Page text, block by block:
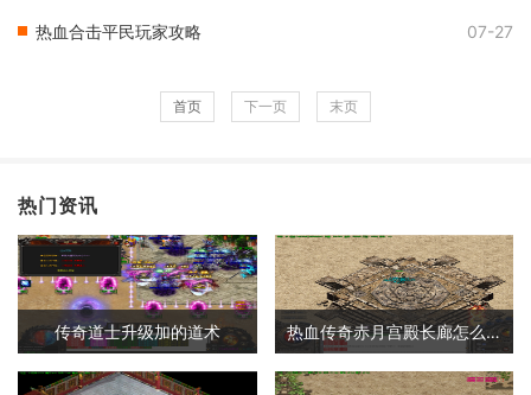
热血合击平民玩家攻略 07-27
首页 下一页 末页
热门资讯
传奇道士升级加的道术 热血传奇赤月宫殿长廊怎么走